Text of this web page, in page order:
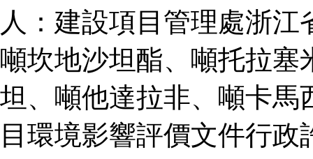
人：建設項目管理處浙
噸坎地沙坦酯、噸托拉塞
坦、噸他達拉非、噸卡馬
目環境影響評價文件行